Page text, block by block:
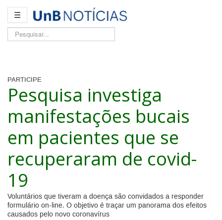
☰
Pesquisar...
PARTICIPE
Pesquisa investiga
manifestações bucais
em pacientes que se
recuperaram de covid-
19
Voluntários que tiveram a doença são convidados a responder
formulário on-line. O objetivo é traçar um panorama dos efeitos
causados pelo novo coronavírus